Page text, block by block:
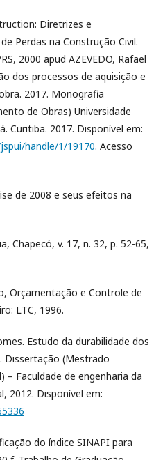
Diretrizes e
Perdas na Construção Civil.
2000 apud AZEVEDO, Rafael
dos processos de aquisição e
2017. Monografia
de Obras) Universidade
Curitiba. 2017. Disponível em:
handle/1/19170. Acesso
de 2008 e seus efeitos na
Chapecó, v. 17, n. 32, p. 52-65,
Orçamentação e Controle de
LTC, 1996.
Estudo da durabilidade dos
Dissertação (Mestrado
– Faculdade de engenharia da
2012. Disponível em:
do índice SINAPI para